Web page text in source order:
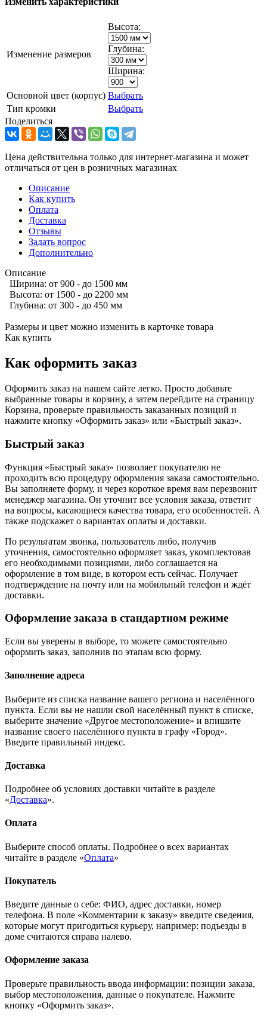
Изменение размеров
Высота:
Глубина:
Ширина:
Основной цвет (корпус) Выбрать
Тип кромки
Выбрать
Поделиться
Цена действительна только для интернет-магазина и может
отличаться от цен в розничных магазинах
Описание
Как купить
Оплата
Доставка
Отзывы
Задать вопрос
Дополнительно
Описание
Ширина: от 900 - до 1500 мм
Высота: от 1500 - до 2200 мм
Глубина: от 300 - до 450 мм
Размеры и цвет можно изменить в карточке товара
Как купить
Как оформить заказ
Оформить заказ на нашем сайте легко. Просто добавьте
выбранные товары в корзину, а затем перейдите на страницу
Корзина, проверьте правильность заказанных позиций и
нажмите кнопку «Оформить заказ» или «Быстрый заказ».
Быстрый заказ
Функция «Быстрый заказ» позволяет покупателю не
проходить всю процедуру оформления заказа самостоятельно.
Вы заполняете форму, и через короткое время вам перезвонит
менеджер магазина. Он уточнит все условия заказа, ответит
на вопросы, касающиеся качества товара, его особенностей. А
также подскажет о вариантах оплаты и доставки.
По результатам звонка, пользователь либо, получив
уточнения, самостоятельно оформляет заказ, укомплектовав
его необходимыми позициями, либо соглашается на
оформление в том виде, в котором есть сейчас. Получает
подтверждение на почту или на мобильный телефон и ждёт
доставки.
Оформление заказа в стандартном режиме
Если вы уверены в выборе, то можете самостоятельно
оформить заказ, заполнив по этапам всю форму.
Заполнение адреса
Выберите из списка название вашего региона и населённого
пункта. Если вы не нашли свой населённый пункт в списке,
выберите значение «Другое местоположение» и впишите
название своего населённого пункта в графу «Город».
Введите правильный индекс.
Доставка
Подробнее об условиях доставки читайте в разделе
«Доставка».
Оплата
Выберите способ оплаты. Подробнее о всех вариантах
читайте в разделе «Оплата»
Покупатель
Введите данные о себе: ФИО, адрес доставки, номер
телефона. В поле «Комментарии к заказу» введите сведения,
которые могут пригодиться курьеру, например: подъезды в
доме считаются справа налево.
Оформление заказа
Проверьте правильность ввода информации: позиции заказа,
выбор местоположения, данные о покупателе. Нажмите
кнопку «Оформить заказ».